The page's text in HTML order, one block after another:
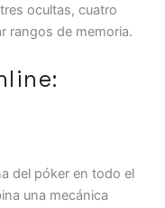
ocultas, cuatro
rangos de memoria.
del póker en todo el
una mecánica